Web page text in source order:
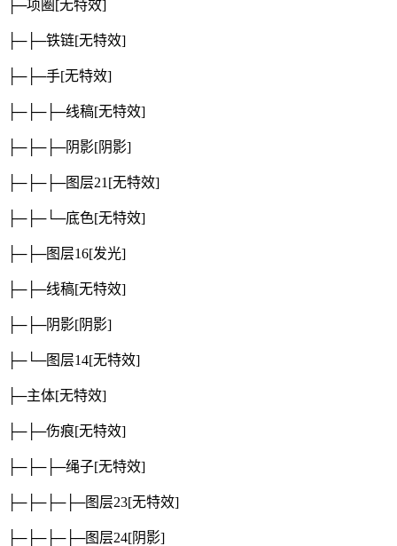
├─项圈 [无特效]
├─├─铁链[无特效]
├─├─手[无特效]
├─├─├─线稿[无特效]
├─├─├─阴影[阴影]
├─├─├─图层21 [无特效]
├─├─└─底色[无特效]
├─├─图层16[发光]
├─├─线稿[无特效]
├─├─阴影[阴影]
├─└─图层14[无特效]
├─主体[无特效]
├─├─伤痕[无特效]
├─├─├─绳子[无特效]
├─├─├─├─图层23[无特效]
├─├─├─├─图层24[阴影]